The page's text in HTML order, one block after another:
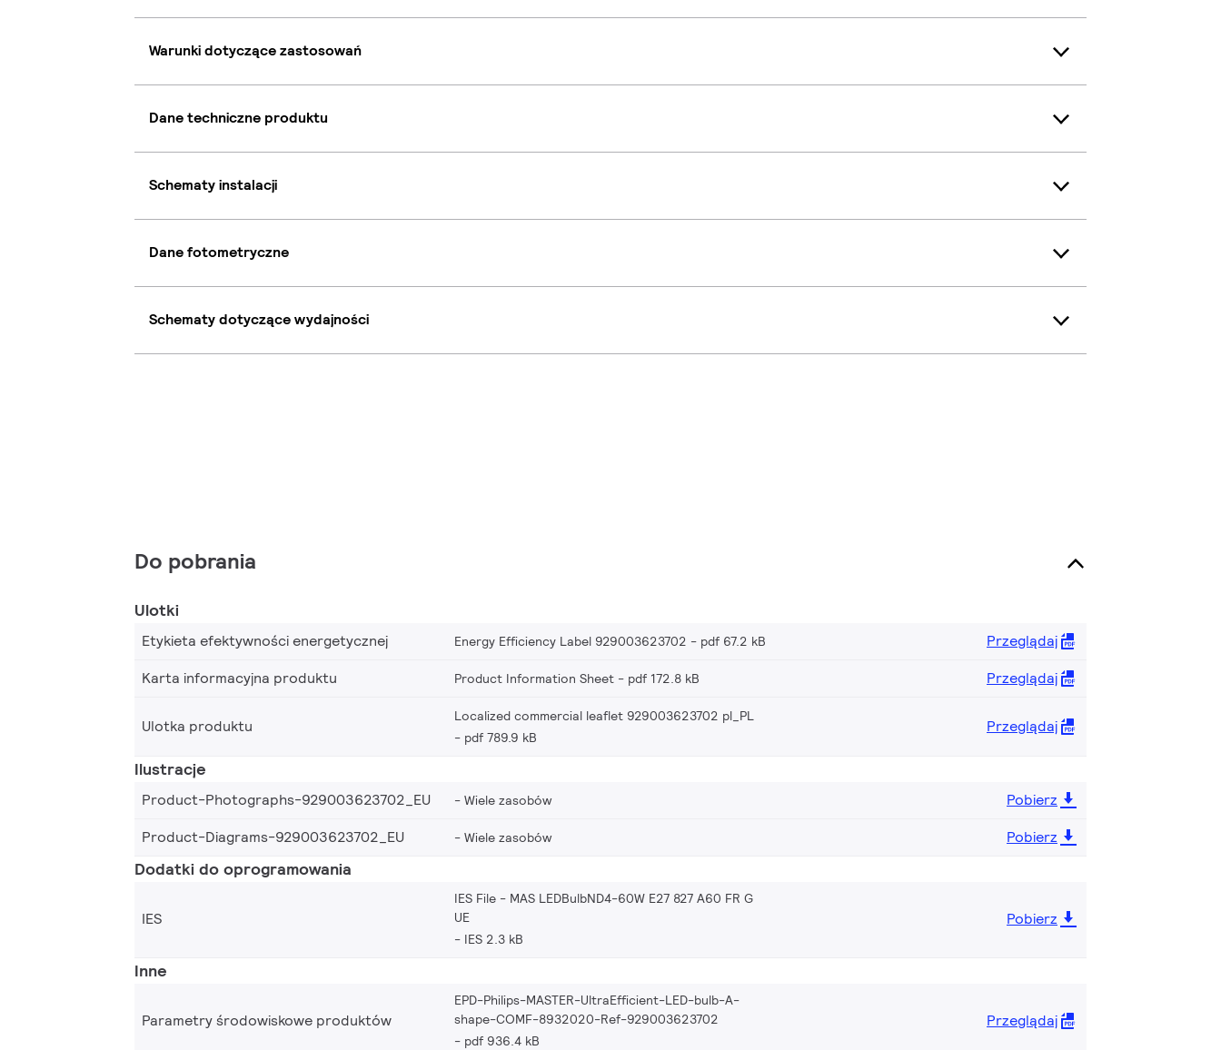
Warunki dotyczące zastosowań
Dane techniczne produktu
Schematy instalacji
Dane fotometryczne
Schematy dotyczące wydajności
Do pobrania
Ulotki
Etykieta efektywności energetycznej Energy Efficiency Label 929003623702 pdf 67.2 kB
Przeglądaj
Karta informacyjna produktu
Product Information Sheet pdf 172.8 kB Przeglądaj
Ulotka produktu
Localized commercial leaflet 929003623702 pl_PL
pdf 789.9 kB
Przeglądaj
Ilustracje
Product-Photographs-929003623702_EU Wiele zasobów
Pobierz
Product-Diagrams-929003623702_EU
Wiele zasobów Pobierz
Dodatki do oprogramowania
IES
IES File - MAS LEDBulbND4-60W E27 827 A60 FR G
UE
IES 2.3 kB
Pobierz
Inne
Parametry środowiskowe produktów
EPD-Philips-MASTER-UltraEfficient-LED-bulb-A-
shape-COMF-8932020-Ref-929003623702
pdf 936.4 kB
Przeglądaj